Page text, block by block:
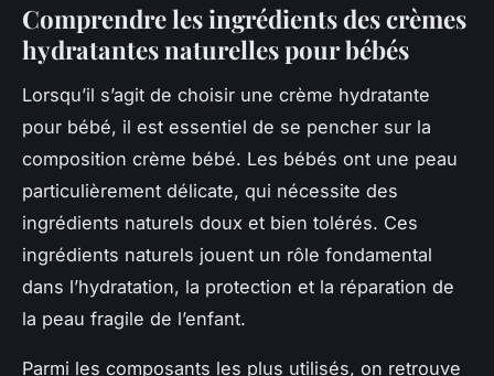
Comprendre les ingrédients des crèmes
hydratantes naturelles pour bébés
Lorsqu’il s’agit de choisir une crème hydratante
pour bébé, il est essentiel de se pencher sur la
composition crème bébé. Les bébés ont une peau
particulièrement délicate, qui nécessite des
ingrédients naturels doux et bien tolérés. Ces
ingrédients naturels jouent un rôle fondamental
dans l’hydratation, la protection et la réparation de
la peau fragile de l’enfant.
Parmi les composants les plus utilisés, on retrouve